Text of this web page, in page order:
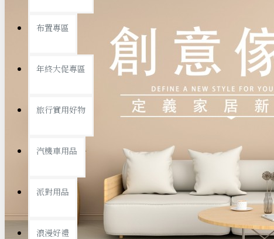
優惠活動 最新活動
汽機車用品
查看更多
置物架/收納櫃
布置專區
年終大促專區
旅行實用好物
汽機車用品
派對用品
浪漫好禮